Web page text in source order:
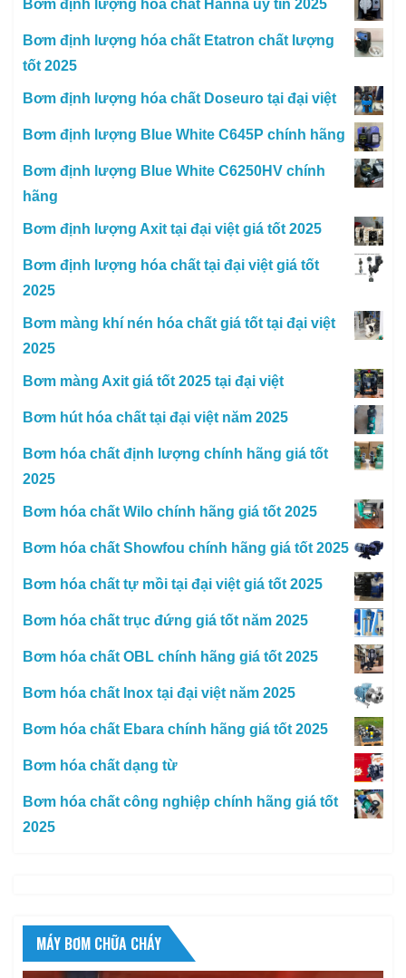
Bơm định lượng hóa chất Hanna uy tín 2025
Bơm định lượng hóa chất Etatron chất lượng
tốt 2025
Bơm định lượng hóa chất Doseuro tại đại việt
Bơm định lượng Blue White C645P chính hãng
Bơm định lượng Blue White C6250HV chính
hãng
Bơm định lượng Axit tại đại việt giá tốt 2025
Bơm định lượng hóa chất tại đại việt giá tốt
2025
Bơm màng khí nén hóa chất giá tốt tại đại việt
2025
Bơm màng Axit giá tốt 2025 tại đại việt
Bơm hút hóa chất tại đại việt năm 2025
Bơm hóa chất định lượng chính hãng giá tốt
2025
Bơm hóa chất Wilo chính hãng giá tốt 2025
Bơm hóa chất Showfou chính hãng giá tốt 2025
Bơm hóa chất tự mồi tại đại việt giá tốt 2025
Bơm hóa chất trục đứng giá tốt năm 2025
Bơm hóa chất OBL chính hãng giá tốt 2025
Bơm hóa chất Inox tại đại việt năm 2025
Bơm hóa chất Ebara chính hãng giá tốt 2025
Bơm hóa chất dạng từ
Bơm hóa chất công nghiệp chính hãng giá tốt
2025
MÁY BƠM CHỮA CHÁY